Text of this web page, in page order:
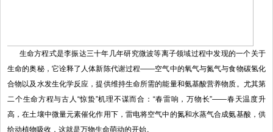
生命方程式是李振达三十年几年研究微波等离子领域过程中发现的一个关于
生命的奥秘，它诠释了人体新陈代谢过程——空气中的氧气与氮气与食物碳氢化
合物以及水发生化学反应，提供维持生命所需的能量和氨基酸营养物质。尤其第
二个生命方程与古人“惊蛰”机理不谋而合：“春雷响，万物长”——春天温度升
高，在土壤中微量元素催化作用下，雷电将空气中的氮和水蒸气合成氨基酸，供
给动植物吸收，这就是万物生命萌动的开始。